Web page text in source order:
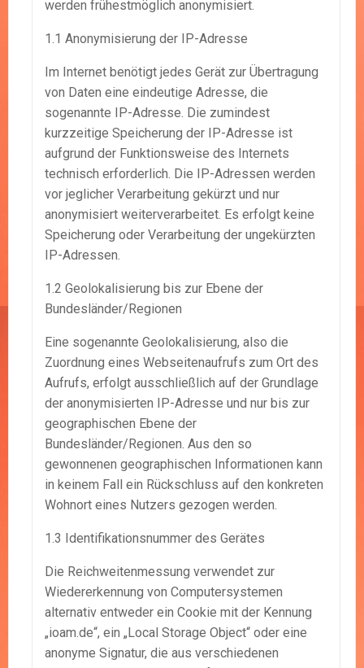
werden frühestmöglich anonymisiert.
1.1 Anonymisierung der IP-Adresse
Im Internet benötigt jedes Gerät zur Übertragung
von Daten eine eindeutige Adresse, die
sogenannte IP-Adresse. Die zumindest
kurzzeitige Speicherung der IP-Adresse ist
aufgrund der Funktionsweise des Internets
technisch erforderlich. Die IP-Adressen werden
vor jeglicher Verarbeitung gekürzt und nur
anonymisiert weiterverarbeitet. Es erfolgt keine
Speicherung oder Verarbeitung der ungekürzten
IP-Adressen.
1.2 Geolokalisierung bis zur Ebene der
Bundesländer/Regionen
Eine sogenannte Geolokalisierung, also die
Zuordnung eines Webseitenaufrufs zum Ort des
Aufrufs, erfolgt ausschließlich auf der Grundlage
der anonymisierten IP-Adresse und nur bis zur
geographischen Ebene der
Bundesländer/Regionen. Aus den so
gewonnenen geographischen Informationen kann
in keinem Fall ein Rückschluss auf den konkreten
Wohnort eines Nutzers gezogen werden.
1.3 Identifikationsnummer des Gerätes
Die Reichweitenmessung verwendet zur
Wiedererkennung von Computersystemen
alternativ entweder ein Cookie mit der Kennung
„ioam.de“, ein „Local Storage Object“ oder eine
anonyme Signatur, die aus verschiedenen